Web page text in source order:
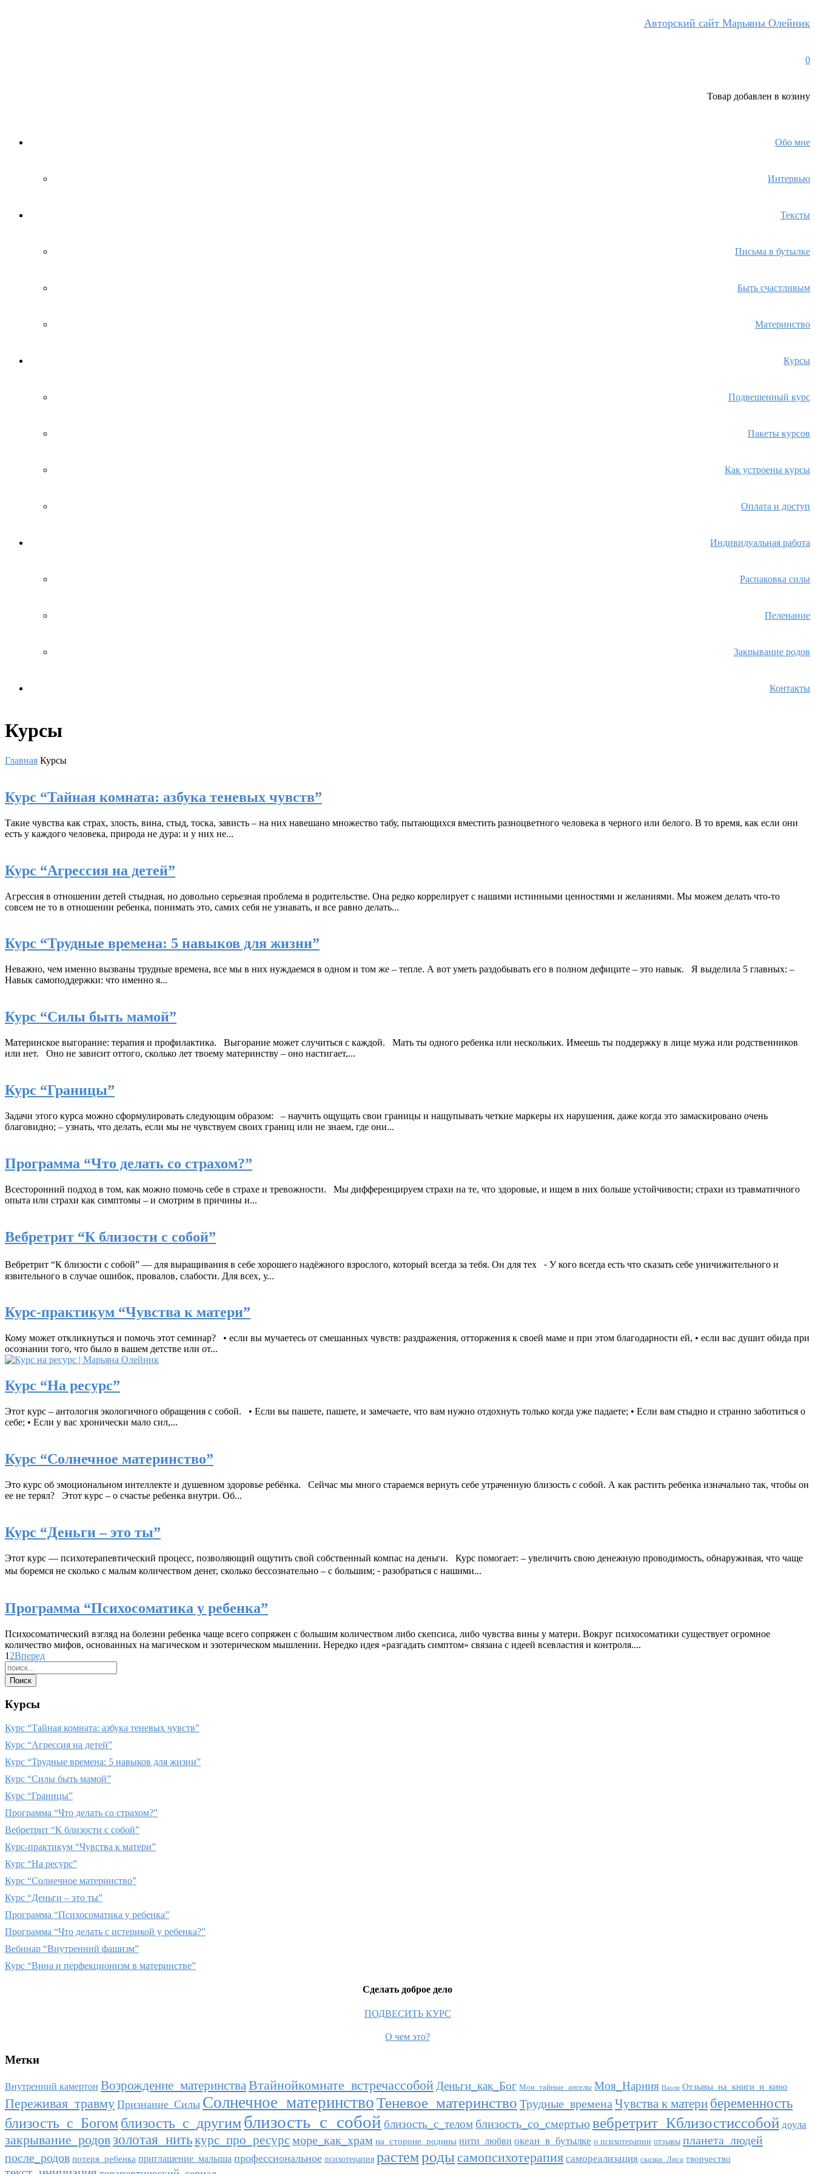
Авторский сайт Марьяны Олейник
0
Товар добавлен в козину
Обо мне
Интервью
Тексты
Письма в бутылке
Быть счастливым
Материнство
Курсы
Подвешенный курс
Пакеты курсов
Как устроены курсы
Оплата и доступ
Индивидуальная работа
Распаковка силы
Пеленание
Закрывание родов
Контакты
Курсы
Главная Курсы
Курс “Тайная комната: азбука теневых чувств”
Такие чувства как страх, злость, вина, стыд, тоска, зависть – на них навешано множество табу, пытающихся вместить разноцветного человека в черного или белого. В то время, как если они
есть у каждого человека, природа не дура: и у них не...
Курс “Агрессия на детей”
Агрессия в отношении детей стыдная, но довольно серьезная проблема в родительстве. Она редко коррелирует с нашими истинными ценностями и желаниями. Мы можем делать что-то
совсем не то в отношении ребенка, понимать это, самих себя не узнавать, и все равно делать...
Курс “Трудные времена: 5 навыков для жизни”
Неважно, чем именно вызваны трудные времена, все мы в них нуждаемся в одном и том же – тепле. А вот уметь раздобывать его в полном дефиците – это навык. Я выделила 5 главных: –
Навык самоподдержки: что именно я...
Курс “Силы быть мамой”
Материнское выгорание: терапия и профилактика. Выгорание может случиться с каждой. Мать ты одного ребенка или нескольких. Имеешь ты поддержку в лице мужа или родственников
или нет. Оно не зависит оттого, сколько лет твоему материнству – оно настигает,...
Курс “Границы”
Задачи этого курса можно сформулировать следующим образом: – научить ощущать свои границы и нащупывать четкие маркеры их нарушения, даже когда это замаскировано очень
благовидно; – узнать, что делать, если мы не чувствуем своих границ или не знаем, где они...
Программа “Что делать со страхом?”
Всесторонний подход в том, как можно помочь себе в страхе и тревожности. Мы дифференцируем страхи на те, что здоровые, и ищем в них больше устойчивости; страхи из травматичного
опыта или страхи как симптомы – и смотрим в причины и...
Вебретрит “К близости с собой”
Вебретрит “К близости с собой” — для выращивания в себе хорошего надёжного взрослого, который всегда за тебя. Он для тех ⁃ У кого всегда есть что сказать себе уничижительного и
язвительного в случае ошибок, провалов, слабости. Для всех, у...
Курс-практикум “Чувства к матери”
Кому может откликнуться и помочь этот семинар? • если вы мучаетесь от смешанных чувств: раздражения, отторжения к своей маме и при этом благодарности ей, • если вас душит обида при
осознании того, что было в вашем детстве или от...
Курс “На ресурс”
Этот курс – антология экологичного обращения с собой. • Если вы пашете, пашете, и замечаете, что вам нужно отдохнуть только когда уже падаете; • Если вам стыдно и странно заботиться о
себе; • Если у вас хронически мало сил,...
Курс “Солнечное материнство”
Это курс об эмоциональном интеллекте и душевном здоровье ребёнка. Сейчас мы много стараемся вернуть себе утраченную близость с собой. А как растить ребенка изначально так, чтобы он
ее не терял? Этот курс – о счастье ребенка внутри. Об...
Курс “Деньги – это ты”
Этот курс — психотерапевтический процесс, позволяющий ощутить свой собственный компас на деньги. Курс помогает: – увеличить свою денежную проводимость, обнаруживая, что чаще
мы боремся не сколько с малым количеством денег, сколько бессознательно – с большим; ⁃ разобраться с нашими...
Программа “Психосоматика у ребенка”
Психосоматический взгляд на болезни ребенка чаще всего сопряжен с большим количеством либо скепсиса, либо чувства вины у матери. Вокруг психосоматики существует огромное
количество мифов, основанных на магическом и эзотерическом мышлении. Нередко идея «разгадать симптом» связана с идеей всевластия и контроля....
1 2Вперед
Курсы
Курс “Тайная комната: азбука теневых чувств”
Курс “Агрессия на детей”
Курс “Трудные времена: 5 навыков для жизни”
Курс “Силы быть мамой”
Курс “Границы”
Программа “Что делать со страхом?”
Вебретрит “К близости с собой”
Курс-практикум “Чувства к матери”
Курс “На ресурс”
Курс “Солнечное материнство”
Курс “Деньги – это ты”
Программа “Психосоматика у ребенка”
Программа “Что делать с истерикой у ребенка?”
Вебинар “Внутренний фашизм”
Курс “Вина и перфекционизм в материнстве”
Сделать доброе дело
ПОДВЕСИТЬ КУРС
О чем это?
Метки
Внутренний камертон Возрождение_материнстваВтайнойкомнате_встречассобой Деньги_как_Бог Мои_тайные_ангелы Моя_Нарния Наоли Отзывы_на_книги_и_кино
Переживая_травму Признание_Силы Солнечное_материнствоТеневое_материнство Трудные_времена Чувства к матери беременность
близость_с_Богомблизость_с_другимблизость_с_собой близость_с_телом близость_со_смертьювебретрит_Кблизостиссобой доула
закрывание_родовзолотая_нитькурс_про_ресурсморе_как_храм на_стороне_родины нити_любви океан_в_бутылке о психотерапии отзывы планета_людей
после_родов потеря_ребенка приглашение_малыша профессиональное психотерапия растемродысамопсихотерапия самореализация сказки_Лиса творчество